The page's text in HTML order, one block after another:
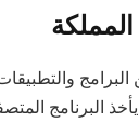
يأخذ البرنامج